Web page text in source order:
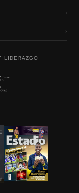
›
›
LIDERAZGO